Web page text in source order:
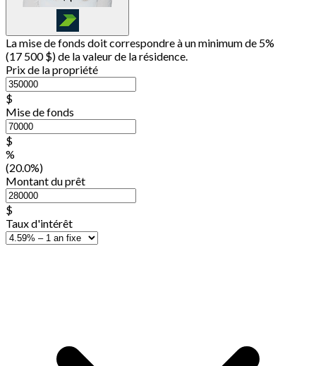
La mise de fonds doit correspondre à un minimum de 5%
(17 500 $) de la valeur de la résidence.
Prix de la propriété
$
Mise de fonds
$
%
(20.0%)
Montant du prêt
$
Taux d'intérêt